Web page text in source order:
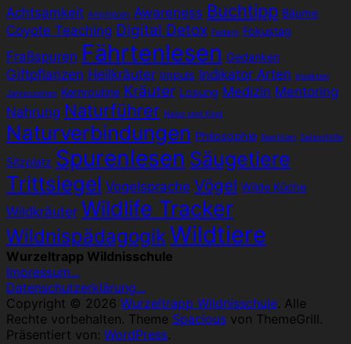
Achtsamkeit Amphibien Awareness Buchtipp Bäume
Coyote Teaching Digital Detox Federn Fokustag
Fraßspuren Fährtenlesen Gedanken
Giftpflanzen Heilkräuter Impuls Indikator Arten Insekten
Jahreszeiten Kernroutine Kräuter Losung Medizin Mentoring
Nahrung Naturführer Natur und Kind
Naturverbindungen Philosophie Reptilien Selbsthilfe
Sitzplatz Spurenlesen Säugetiere
Trittsiegel Vogelsprache Vögel Wilde Küche
Wildkräuter Wildlife Tracker
WildnispädagogikWildtiere
Wurzeltrapp Wildnisschule
Impressum...
Datenschutzerklärung...
Copyright © 2026 Wurzeltrapp Wildnisschule. Alle
Rechte vorbehalten. Theme Spacious von ThemeGrill.
Präsentiert von: WordPress.